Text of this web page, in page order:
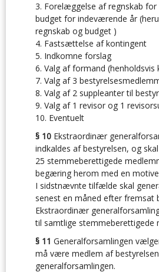
3. Forelæggelse af regnskab
budget for indeværende år
regnskab og budget )
4. Fastsættelse af kontingent
5. Indkomne forslag
6. Valg af formand (henholdsvis
7. Valg af 3
8. Valg af 2 suppleanter til
9. Valg af 1 revisor og 1
10. Eventuelt
§ 10 Ekstraordinær
indkaldes af bestyrelsen, og
25 stemmeberettigede
begæring herom med en
I sidstnævnte tilfælde skal
senest en måned efter fremsat
Ekstraordinær
til samtlige stemmeberettigede
§ 11 Generalforsamlingen
må være medlem af
generalforsamlingen.